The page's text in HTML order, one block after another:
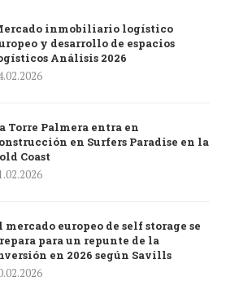
inmobiliario logístico
y desarrollo de espacios
Análisis 2026
Torre Palmera entra en
en Surfers Paradise en la
Coast
mercado europeo de self storage se
para un repunte de la
en 2026 según Savills